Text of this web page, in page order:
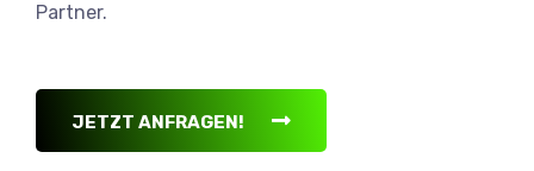
Partner.
JETZT ANFRAGEN!